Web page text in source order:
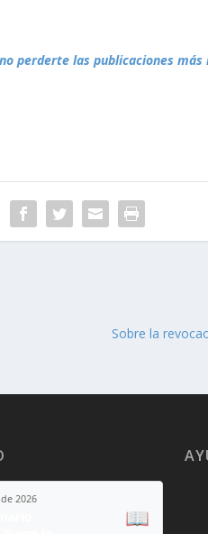
perderte las publicaciones más
Sobre la
2026
📖